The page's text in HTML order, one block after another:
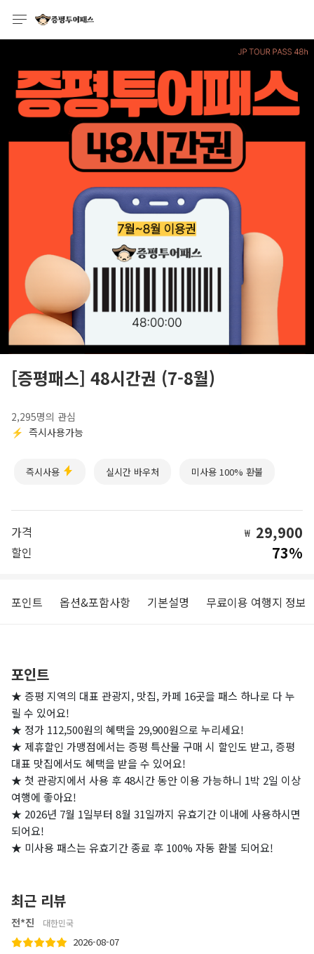
[증평패스] 48시간권 (7-8월)
2,295명의 관심
⚡ 즉시사용가능
즉시사용 실시간 바우처 미사용 100% 환불
가격 ₩ 29,900
할인 73%
포인트 옵션&포함사항 기본설명 무료이용 여행지 정보
포인트
★ 증평 지역의 대표 관광지, 맛집, 카페 16곳을 패스 하나로 다 누
릴 수 있어요!
★ 정가 112,500원의 혜택을 29,900원으로 누리세요!
★ 제휴할인 가맹점에서는 증평 특산물 구매 시 할인도 받고, 증평
대표 맛집에서도 혜택을 받을 수 있어요!
★ 첫 관광지에서 사용 후 48시간 동안 이용 가능하니 1박 2일 이상
여행에 좋아요!
★ 2026년 7월 1일부터 8월 31일까지 유효기간 이내에 사용하시면
되어요!
★ 미사용 패스는 유효기간 종료 후 100% 자동 환불 되어요!
최근 리뷰
전*진 대한민국
2026-08-07